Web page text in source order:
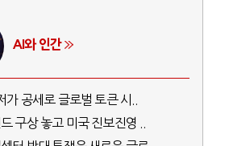
AI와 인간
가 공세로 글로벌 토큰 시..
구상 놓고 미국 진보진영 ..